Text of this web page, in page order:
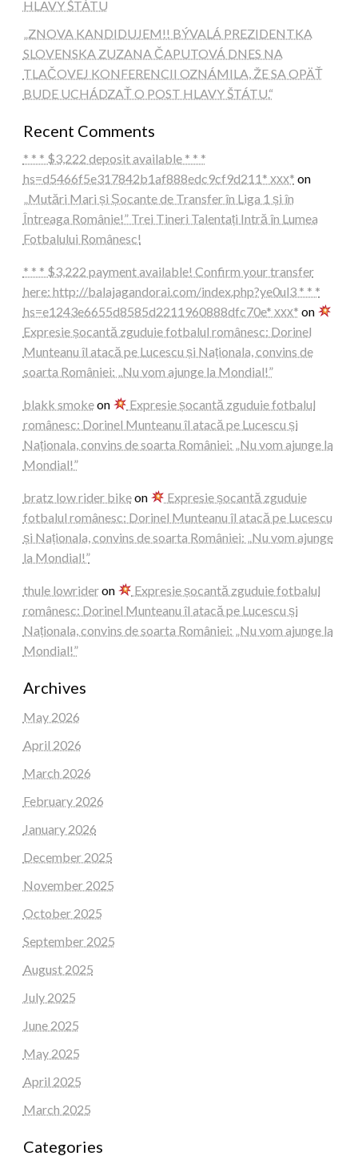
HLAVY ŠTÁTU
„ZNOVA KANDIDUJEM!! BÝVALÁ PREZIDENTKA
SLOVENSKA ZUZANA ČAPUTOVÁ DNES NA
TLAČOVEJ KONFERENCII OZNÁMILA, ŽE SA OPÄŤ
BUDE UCHÁDZAŤ O POST HLAVY ŠTÁTU.“
Recent Comments
* * * $3,222 deposit available * * *
hs=d5466f5e317842b1af888edc9cf9d211* ххх* on
„Mutări Mari și Șocante de Transfer în Liga 1 și în
Întreaga Românie!” Trei Tineri Talentați Intră în Lumea
Fotbalului Românesc!
* * * $3,222 payment available! Confirm your transfer
here: http://balajagandorai.com/index.php?ye0ul3 * * *
hs=e1243e6655d8585d2211960888dfc70e* ххх* on
Expresie șocantă zguduie fotbalul românesc: Dorinel
Munteanu îl atacă pe Lucescu și Naționala, convins de
soarta României: „Nu vom ajunge la Mondial!”
blakk smokeon
Expresie șocantă zguduie fotbalul
românesc: Dorinel Munteanu îl atacă pe Lucescu și
Naționala, convins de soarta României: „Nu vom ajunge la
Mondial!”
bratz low rider bikeon
Expresie șocantă zguduie
fotbalul românesc: Dorinel Munteanu îl atacă pe Lucescu
și Naționala, convins de soarta României: „Nu vom ajunge
la Mondial!”
thule lowrideron
Expresie șocantă zguduie fotbalul
românesc: Dorinel Munteanu îl atacă pe Lucescu și
Naționala, convins de soarta României: „Nu vom ajunge la
Mondial!”
Archives
May 2026
April 2026
March 2026
February 2026
January 2026
December 2025
November 2025
October 2025
September 2025
August 2025
July 2025
June 2025
May 2025
April 2025
March 2025
Categories